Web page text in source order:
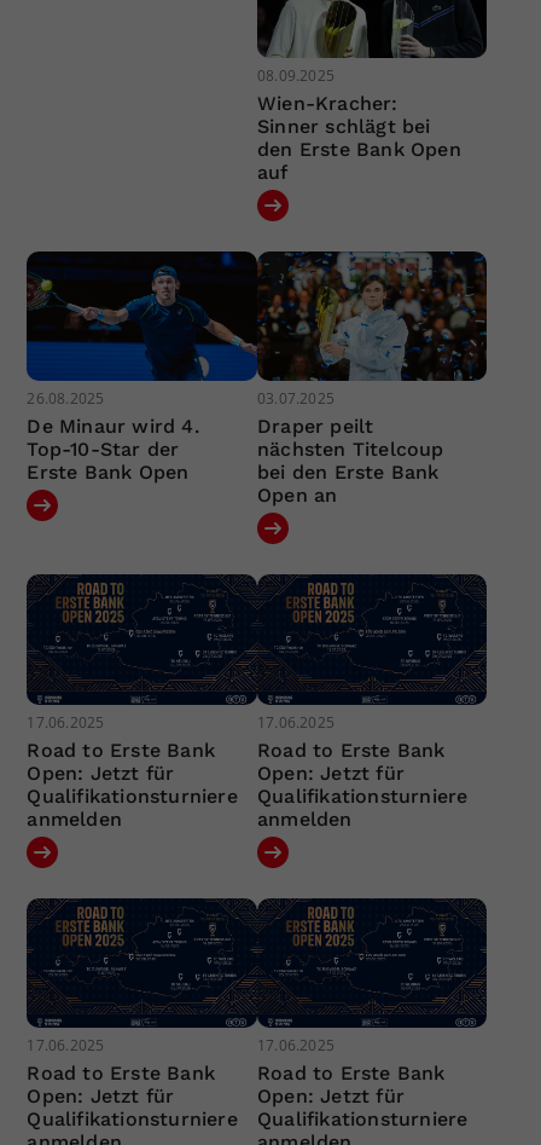
08.09.2025
Wien-Kracher:
Sinner schlägt bei
den Erste Bank Open
auf
26.08.2025
De Minaur wird 4.
Top-10-Star der
Erste Bank Open
03.07.2025
Draper peilt
nächsten Titelcoup
bei den Erste Bank
Open an
17.06.2025
Road to Erste Bank
Open: Jetzt für
Qualifikationsturniere
anmelden
17.06.2025
Road to Erste Bank
Open: Jetzt für
Qualifikationsturniere
anmelden
17.06.2025
Road to Erste Bank
Open: Jetzt für
Qualifikationsturniere
17.06.2025
Road to Erste Bank
Open: Jetzt für
Qualifikationsturniere